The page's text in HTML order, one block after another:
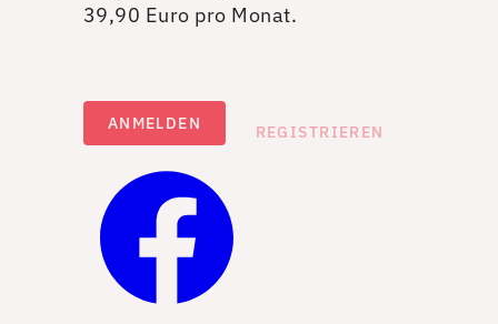
39,90 Euro pro Monat.
ANMELDEN REGISTRIEREN